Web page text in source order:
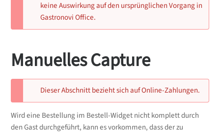
keine Auswirkung auf den ursprünglichen Vorgang in
Gastronovi Office.
Manuelles Capture
Dieser Abschnitt bezieht sich auf Online-Zahlungen.
Wird eine Bestellung im Bestell-Widget nicht komplett durch
den Gast durchgeführt, kann es vorkommen, dass der zu